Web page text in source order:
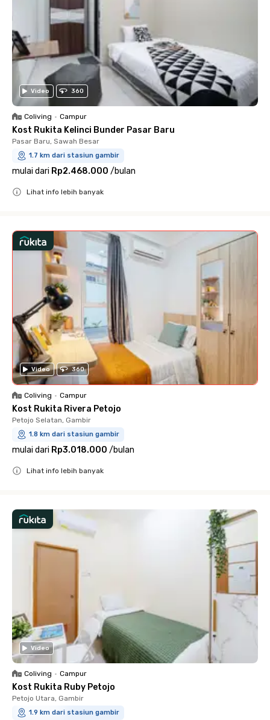
Video 360
Coliving • Campur
Kost Rukita Kelinci Bunder Pasar Baru
Pasar Baru, Sawah Besar
1.7 km dari stasiun gambir
mulai dari Rp2.468.000 /bulan
Lihat info lebih banyak
Video 360
Coliving • Campur
Kost Rukita Rivera Petojo
Petojo Selatan, Gambir
1.8 km dari stasiun gambir
mulai dari Rp3.018.000 /bulan
Lihat info lebih banyak
Video
Coliving • Campur
Kost Rukita Ruby Petojo
Petojo Utara, Gambir
1.9 km dari stasiun gambir